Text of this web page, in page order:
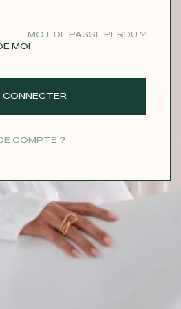
MOT DE PASSE PERDU ?
MOI
CONNECTER
COMPTE ?